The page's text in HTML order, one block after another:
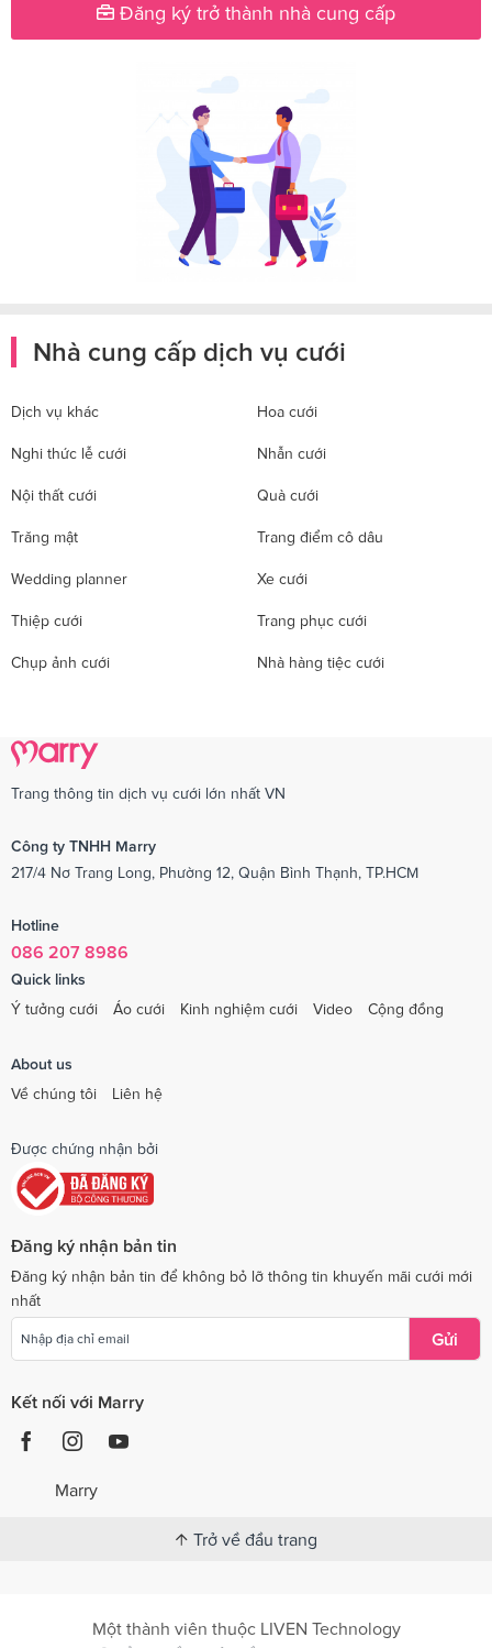
Đăng ký trở thành nhà cung cấp
Nhà cung cấp dịch vụ cưới
Dịch vụ khác Hoa cưới
Nghi thức lễ cưới Nhẫn cưới
Nội thất cưới Quà cưới
Trăng mật Trang điểm cô dâu
Wedding planner Xe cưới
Thiệp cưới Trang phục cưới
Chụp ảnh cưới Nhà hàng tiệc cưới
Trang thông tin dịch vụ cưới lớn nhất VN
Công ty TNHH Marry
217/4 Nơ Trang Long, Phường 12, Quận Bình Thạnh, TP.HCM
Hotline
086 207 8986
Quick links
Ý tưởng cưới
Áo cưới Kinh nghiệm cưới Video Cộng đồng
About us
Về chúng tôi
Liên hệ
Được chứng nhận bởi
Đăng ký nhận bản tin
Đăng ký nhận bản tin để không bỏ lỡ thông tin khuyến mãi cưới mới
nhất
Gửi
Kết nối với Marry
Marry
Trở về đầu trang
Một thành viên thuộc LIVEN Technology